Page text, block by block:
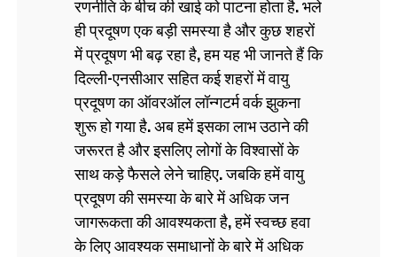
रणनीति के बीच की खाई को पाटना होता है. भले
ही प्रदूषण एक बड़ी समस्या है और कुछ शहरों
में प्रदूषण भी बढ़ रहा है, हम यह भी जानते हैं कि
दिल्ली-एनसीआर सहित कई शहरों में वायु
प्रदूषण का ऑवरऑल लॉन्‍गटर्म वर्क झुकना
शुरू हो गया है. अब हमें इसका लाभ उठाने की
जरूरत है और इसलिए लोगों के विश्वासों के
साथ कड़े फैसले लेने चाहिए. जबकि हमें वायु
प्रदूषण की समस्या के बारे में अधिक जन
जागरूकता की आवश्यकता है, हमें स्वच्छ हवा
के लिए आवश्यक समाधानों के बारे में अधिक